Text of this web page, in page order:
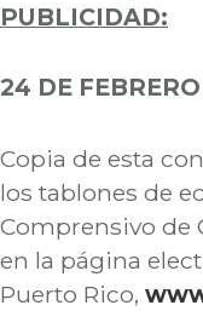
PUBLICIDAD:
24 DE
Copia de esta
los tablones de
Comprensivo de
en la página
Puerto Rico,